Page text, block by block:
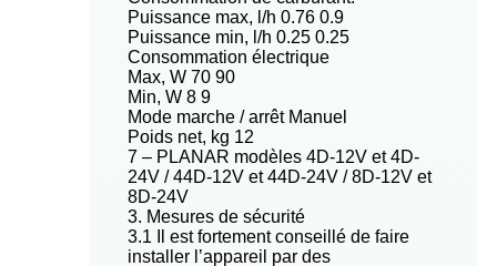
Puissance max, l/h 0.76 0.9
Puissance min, l/h 0.25 0.25
Consommation électrique
Max, W 70 90
Min, W 8 9
Mode marche / arrêt Manuel
Poids net, kg 12
7 – PLANAR modèles 4D-12V et 4D-
24V / 44D-12V et 44D-24V / 8D-12V et
8D-24V
3. Mesures de sécurité
3.1 Il est fortement conseillé de faire
installer l’appareil par des